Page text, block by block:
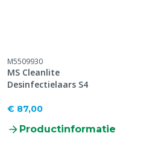
M5509930
MS Cleanlite
Desinfectielaars S4
€ 87,00
Productinformatie